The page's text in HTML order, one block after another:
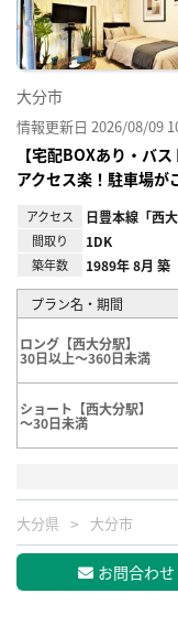
大分市
情報更新日 2026/08/09
【宅配BOXあり・バ
アクセス楽！駐車場が
アクセス 日豊本線「西
間取り 1DK
築年数 1989年 8月 築
プラン名・期間
ロング【西大分駅】
30日以上～360日未満
ショート【西大分駅】
～30日未満
大分県 大分市
お問合わせ